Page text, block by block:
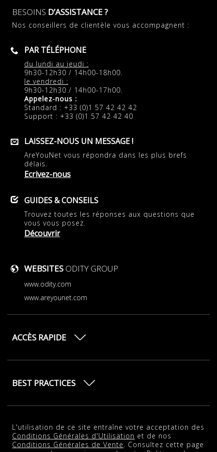
BESOINS D’ASSISTANCE ?
Nos conseillers de clientèle vous accompagnent :
PAR TÉLÉPHONE
du lundi au jeudi :
9h30-12h30 / 14h00-18h00.
le vendredi :
9h30-12h30 / 14h00-17h00.
Appelez-nous :
Standard : +33 (0)1 57 42 42 42
Support : +33 (0)1 57 42 42 40
LAISSEZ-NOUS UN MESSAGE !
AreYouNet vous répondra dans les plus brefs
délais.
Ecrivez-nous
GUIDES & CONSEILS
Trouvez toutes les réponses aux questions que
vous vous posez.
Découvrir
WEBSITES ODITY GROUP
www.odity.com
www.areyounet.com
ACCÈS RAPIDE
BEST PRACTICES
L'utilisation de ce site entraîne votre acceptation des
Conditions Générales d'Utilisation et de nos
Conditions Générales de Vente. Consultez cette page